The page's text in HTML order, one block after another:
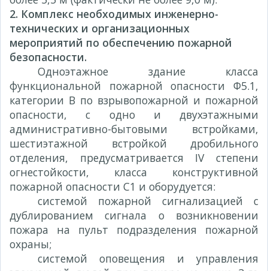
2. Комплекс необходимых инженерно-
технических и организационных
мероприятий по обеспечению пожарной
безопасности.
Одноэтажное здание класса
функциональной пожарной опасности Ф5.1,
категории В по взрывопожарной и пожарной
опасности, с одно и двухэтажными
административно-бытовыми встройками,
шестиэтажной встройкой дробильного
отделения, предусматривается IV степени
огнестойкости, класса конструктивной
пожарной опасности С1 и оборудуется:
системой пожарной сигнализацией с
дублированием сигнала о возникновении
пожара на пульт подразделения пожарной
охраны;
системой оповещения и управления